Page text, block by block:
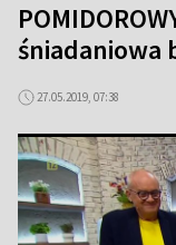
śniadaniowa
27.05.2019, 07:38